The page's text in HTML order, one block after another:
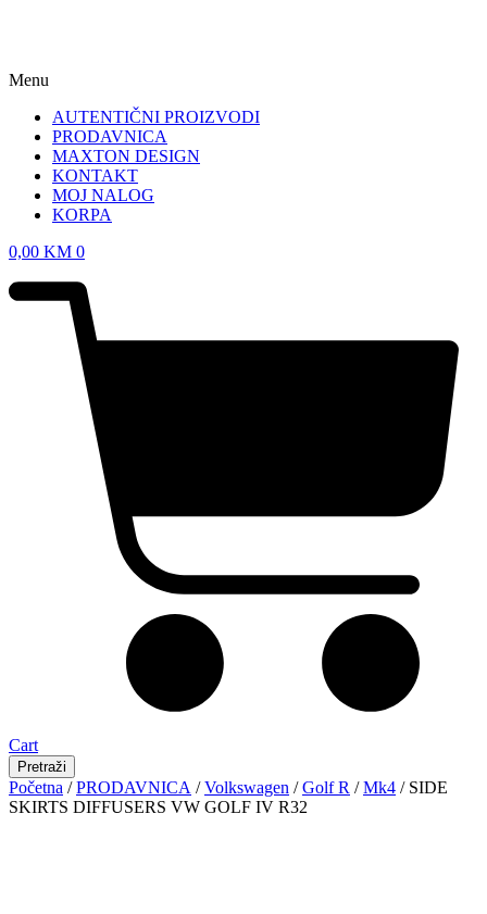
Menu
AUTENTIČNI PROIZVODI
PRODAVNICA
MAXTON DESIGN
KONTAKT
MOJ NALOG
KORPA
0,00 KM 0
Cart
Pretraži
Početna /PRODAVNICA /Volkswagen /Golf R /Mk4 / SIDE
SKIRTS DIFFUSERS VW GOLF IV R32